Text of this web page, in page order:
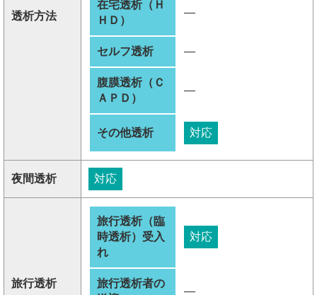
透析方法
在宅透析（Ｈ
ＨＤ）
―
セルフ透析 ―
腹膜透析（Ｃ
ＡＰＤ）
―
その他透析 対応
夜間透析 対応
旅行透析
旅行透析（臨
時透析）受入
れ
対応
旅行透析者の
―